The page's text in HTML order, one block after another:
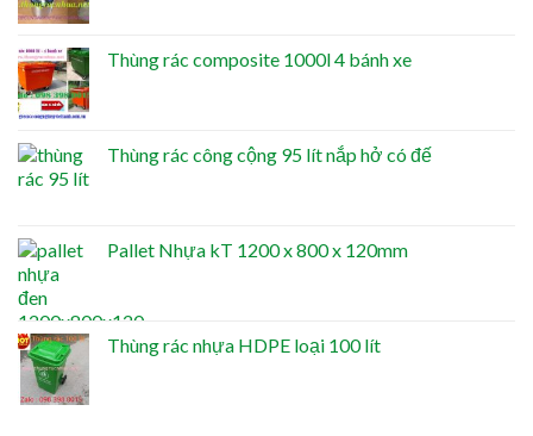
Thùng rác composite 1000l 4 bánh xe
Thùng rác công cộng 95 lít nắp hở có đế
Pallet Nhựa kT 1200 x 800 x 120mm
Thùng rác nhựa HDPE loại 100 lít